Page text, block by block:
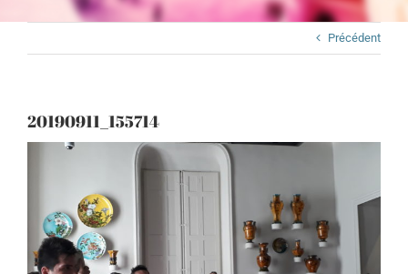
Précédent
20190911_155714